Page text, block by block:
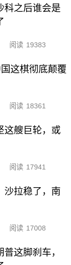
科之后谁会是
阅读 19383
这棋彻底颠覆
阅读 18361
这艘巨轮，或
阅读 17941
沙拉稳了，南
阅读 17008
这脚刹车，